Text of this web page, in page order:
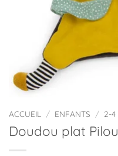
ACCUEIL / ENFANTS / 2-4
Doudou plat